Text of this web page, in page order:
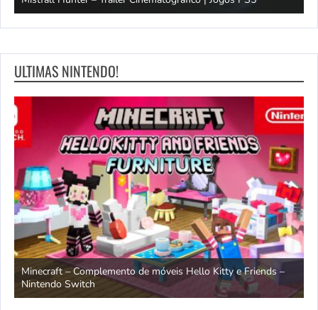
ULTIMAS NINTENDO!
Minecraft – Complemento de móveis Hello Kitty e Friends –
Nintendo Switch